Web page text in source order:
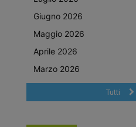
Giugno 2026
Maggio 2026
Aprile 2026
Marzo 2026
Tutti